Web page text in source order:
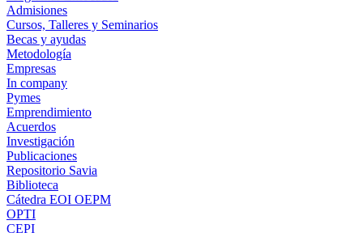
Admisiones
Cursos, Talleres y Seminarios
Becas y ayudas
Metodología
Empresas
In company
Pymes
Emprendimiento
Acuerdos
Investigación
Publicaciones
Repositorio Savia
Biblioteca
Cátedra EOI OEPM
OPTI
CEPI